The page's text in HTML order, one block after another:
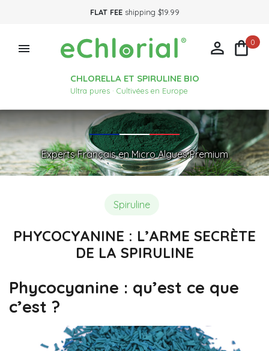
FLAT FEEshipping $19.99

CHLORELLA ET SPIRULINE BIO
Ultra pures · Cultivées en Europe
 0
Experts Français en Micro Algues Premium
Spiruline
PHYCOCYANINE : L’ARME SECRÈTE
DE LA SPIRULINE
Phycocyanine : qu’est ce que
c’est ?